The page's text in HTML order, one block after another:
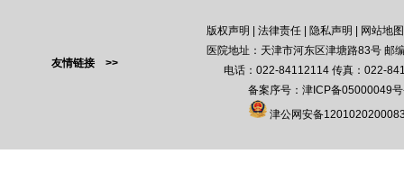
友情链接 >>
版权声明 法律责任| 隐私声明 网站地图
医院地址：天津市河东区津塘路83号 邮
电话：022-84112114 传真：022-
备案序号： 津ICP备05000049
津公网安备